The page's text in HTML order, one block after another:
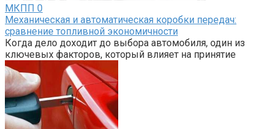
МКПП 0
Механическая и автоматическая коробки передач:
сравнение топливной экономичности
Когда дело доходит до выбора автомобиля, один из
ключевых факторов, который влияет на принятие